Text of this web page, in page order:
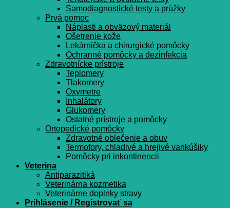
Samodiagnostické testy a prúžky
Prvá pomoc
Náplasti a obväzový materiál
Ošetrenie kože
Lekárnička a chirurgické pomôcky
Ochranné pomôcky a dezinfekcia
Zdravotnícke prístroje
Teplomery
Tlakomery
Oxymetre
Inhalátory
Glukomery
Ostatné prístroje a pomôcky
Ortopedické pomôcky
Zdravotné oblečenie a obuv
Termofory, chladivé a hrejivé vankúšiky
Pomôcky pri inkontinencii
Veterina
Antiparazitiká
Veterinárna kozmetika
Veterinárne doplnky stravy
Prihlásenie / Registrovať sa